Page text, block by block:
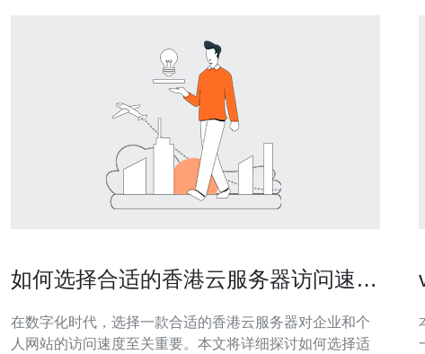
如何选择合适的香港云服务器访问速度
在数字化时代，选择一款合适的香港云服务器对企业和个
人网站的访问速度至关重要。本文将详细探讨如何选择适